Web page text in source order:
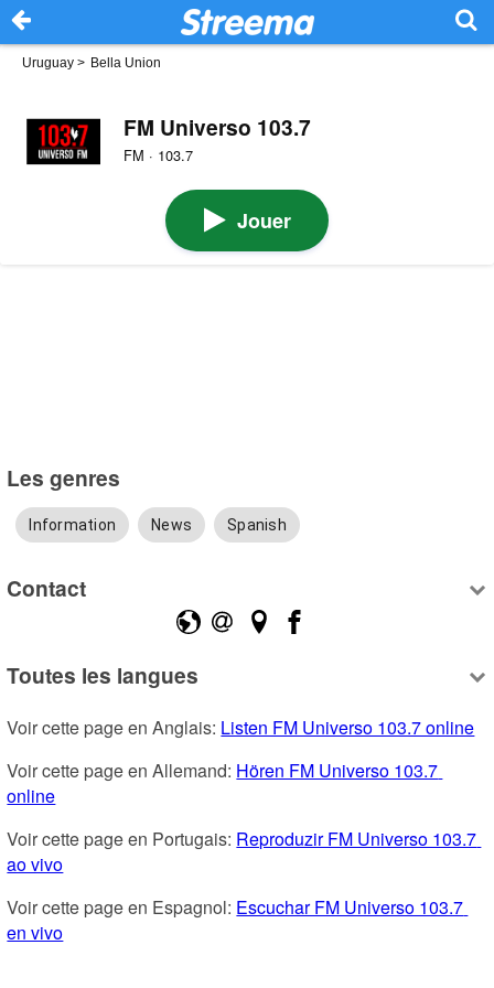
Uruguay > Bella Union
FM Universo 103.7
FM · 103.7
Jouer
Les genres
Information News Spanish
Contact
Toutes les langues
Voir cette page en Anglais: Listen FM Universo 103.7 online
Voir cette page en Allemand: Hören FM Universo 103.7
online
Voir cette page en Portugais: Reproduzir FM Universo 103.7
ao vivo
Voir cette page en Espagnol: Escuchar FM Universo 103.7
en vivo